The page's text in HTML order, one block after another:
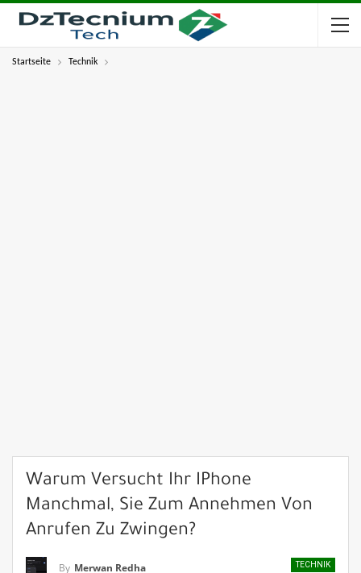
Startseite Technik
Warum Versucht Ihr IPhone
Manchmal, Sie Zum Annehmen Von
Anrufen Zu Zwingen?
TECHNIK
By Merwan Redha